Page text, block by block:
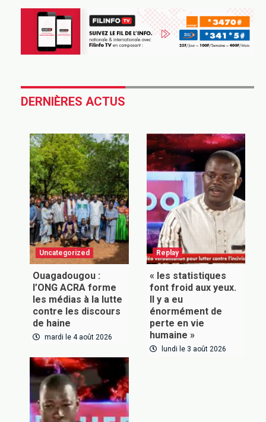
DERNIÈRES ACTUS
Uncategorized
Ouagadougou :
l’ONG ACRA forme
les médias à la lutte
contre les discours
de haine
mardi le 4 août 2026
Replay
« les statistiques
font froid aux yeux.
Il y a eu
énormément de
perte en vie
humaine »
lundi le 3 août 2026